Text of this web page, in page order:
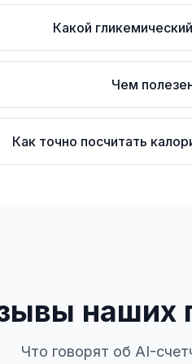
Какой
Чем
Как точно посчитать
наших
Что говорят об AI-